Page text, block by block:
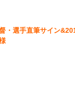
・選手直筆サイン